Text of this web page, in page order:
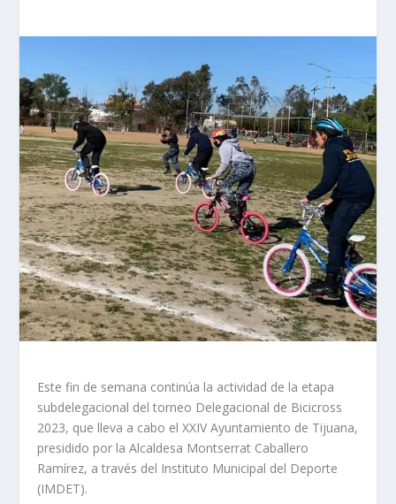
Este fin de semana continúa la actividad de la etapa
subdelegacional del torneo Delegacional de Bicicross
2023, que lleva a cabo el XXIV Ayuntamiento de Tijuana,
presidido por la Alcaldesa Montserrat Caballero
Ramírez, a través del Instituto Municipal del Deporte
(IMDET).